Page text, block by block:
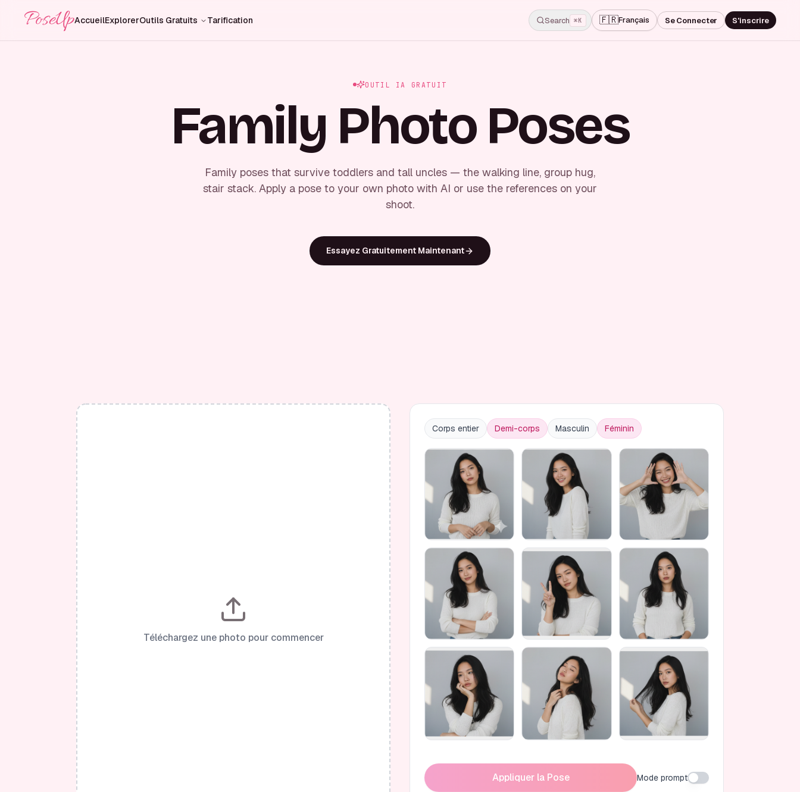
PoseUpAccueilExplorerOutils Gratuits Tarification Search ⌘K 🇫🇷Français Se Connecter S'inscrire
OUTIL IA GRATUIT
Family Photo Poses
Family poses that survive toddlers and tall uncles — the walking line, group hug,
stair stack. Apply a pose to your own photo with AI or use the references on your
shoot.
Essayez Gratuitement Maintenant
Téléchargez une photo pour commencer
Corps entier Demi-corps Masculin Féminin
Appliquer la Pose Mode prompt